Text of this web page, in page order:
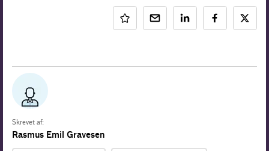
Skrevet af:
Rasmus Emil Gravesen